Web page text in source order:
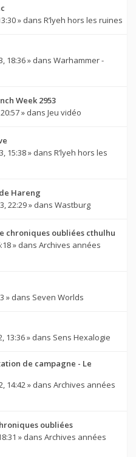
» dans R’lyeh hors les ruines
18:36 » dans Warhammer -
Week 2953
» dans Jeu vidéo
15:38 » dans R’lyeh hors les
Hareng
22:29 » dans Wastburg
chroniques oubliées cthulhu
» dans Archives années
» dans Seven Worlds
13:36 » dans Sens Hexalogie
de campagne - Le
14:42 » dans Archives années
oubliées
» dans Archives années